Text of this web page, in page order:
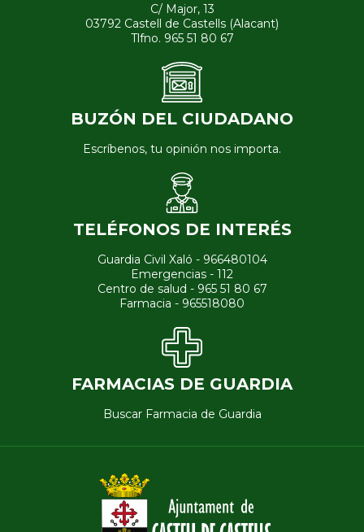
C/ Major, 13
03792 Castell de Castells (Alacant)
Tlfno. 965 51 80 67
BUZÓN DEL CIUDADANO
Escríbenos, tu opinión nos importa.
TELÉFONOS DE INTERÉS
Guardia Civil Xaló - 966480104
Emergencias - 112
Centro de salud - 965 51 80 67
Farmacia - 965518080
FARMACIAS DE GUARDIA
Buscar Farmacia de Guardia